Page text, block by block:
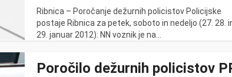
Ribnica – Poročanje dežurnih policistov Policijske
postaje Ribnica za petek, soboto in nedeljo (27. 28.
29. januar 2012): NN voznik je na...
Poročilo dežurnih policistov